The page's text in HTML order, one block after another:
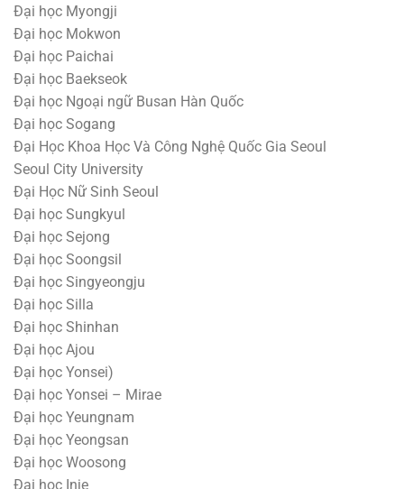
Đại học Myongji
Đại học Mokwon
Đại học Paichai
Đại học Baekseok
Đại học Ngoại ngữ Busan Hàn Quốc
Đại học Sogang
Đại Học Khoa Học Và Công Nghệ Quốc Gia Seoul
Seoul City University
Đại Học Nữ Sinh Seoul
Đại học Sungkyul
Đại học Sejong
Đại học Soongsil
Đại học Singyeongju
Đại học Silla
Đại học Shinhan
Đại học Ajou
Đại học Yonsei)
Đại học Yonsei – Mirae
Đại học Yeungnam
Đại học Yeongsan
Đại học Woosong
Đại học Inje